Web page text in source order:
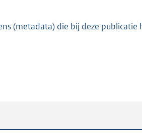
(metadata) die bij deze publicatie